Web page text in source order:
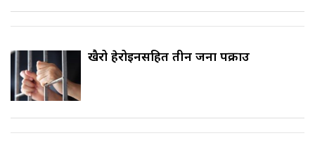
खैरो हेरोइनसहित तीन जना पक्राउ